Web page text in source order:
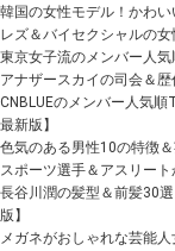
韓国の女性モデル！かわい
レズ＆バイセクシャルの
東京女子流のメンバー人
アナザースカイの司会＆
CNBLUEのメンバー人気
最新版】
色気のある男性10の特徴
スポーツ選手＆アスリー
長谷川潤の髪型＆前髪30
版】
メガネがおしゃれな芸能